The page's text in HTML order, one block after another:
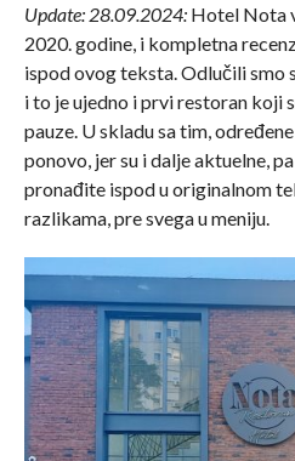
Update: 28.09.2024:Hotel Nota
2020. godine, i kompletna
ispod ovog teksta. Odlučili smo
i to je ujedno i prvi restoran koji
pauze. U skladu sa tim,
ponovo, jer su i dalje aktuelne,
pronađite ispod u originalnom
razlikama, pre svega u meniju.